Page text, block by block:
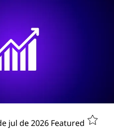
jul de 2026 Featured